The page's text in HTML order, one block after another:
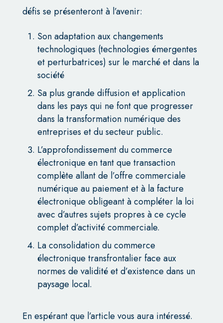
défis se présenteront à l’avenir:
Son adaptation aux changements
technologiques (technologies émergentes
et perturbatrices) sur le marché et dans la
société
Sa plus grande diffusion et application
dans les pays qui ne font que progresser
dans la transformation numérique des
entreprises et du secteur public.
L’approfondissement du commerce
électronique en tant que transaction
complète allant de l’offre commerciale
numérique au paiement et à la facture
électronique obligeant à compléter la loi
avec d’autres sujets propres à ce cycle
complet d’activité commerciale.
La consolidation du commerce
électronique transfrontalier face aux
normes de validité et d’existence dans un
paysage local.
En espérant que l’article vous aura intéressé.